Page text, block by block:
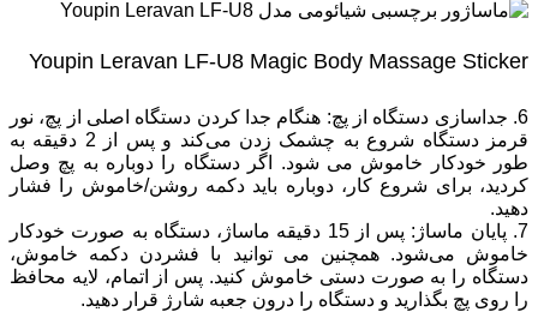
Youpin Leravan LF-U8 Magic Body Massage Sticker
6. جداسازی دستگاه از پچ: هنگام جدا کردن دستگاه اصلی از پچ، نور
قرمز دستگاه شروع به چشمک زدن می‌کند و پس از 2 دقیقه به
طور خودکار خاموش می‌ شود. اگر دستگاه را دوباره به پچ وصل
کردید، برای شروع کار، دوباره باید دکمه روشن/خاموش را فشار
دهید.
7. پایان ماساژ: پس از 15 دقیقه ماساژ، دستگاه به صورت خودکار
خاموش می‌شود. همچنین می‌ توانید با فشردن دکمه خاموش،
دستگاه را به صورت دستی خاموش کنید. پس از اتمام، لایه محافظ
را روی پچ بگذارید و دستگاه را درون جعبه شارژ قرار دهید.